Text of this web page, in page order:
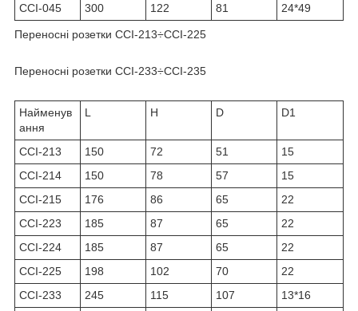
ССІ-045
300 122 81 24*49
Переносні розетки ССІ-213÷ССІ-225
Переносні розетки ССІ-233÷ССІ-235
Найменув
ання
L H D D1
ССІ-213 150 72 51
15
ССІ-214
150 78 57
15
ССІ-215
176 86 65
22
ССІ-223
185 87 65
22
ССІ-224
185 87 65
22
ССІ-225
198 102 70
22
ССІ-233
245 115 107
13*16